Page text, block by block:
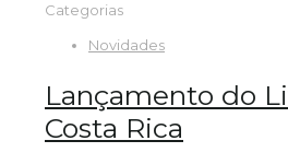
Categorias
Novidades
Lançamento do
Costa Rica